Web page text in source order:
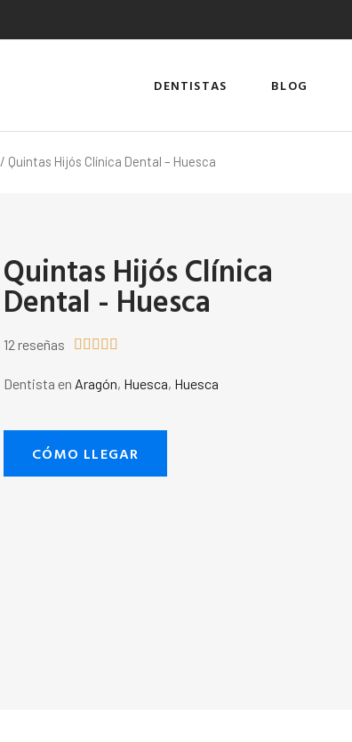
DENTISTAS BLOG
/ Quintas Hijós Clínica Dental – Huesca
Quintas Hijós Clínica
Dental - Huesca
12 reseñas     
Dentista en Aragón, Huesca, Huesca
CÓMO LLEGAR